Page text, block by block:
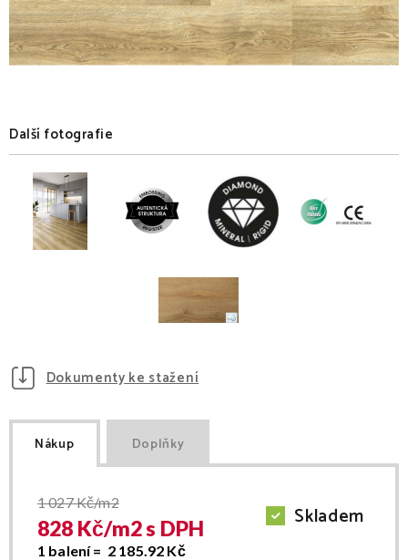
Další fotografie
Dokumenty ke stažení
Nákup Doplňky
1 027Kč/m2
828 Kč/m2s DPH
1 balení = 2 185.92 Kč
Skladem